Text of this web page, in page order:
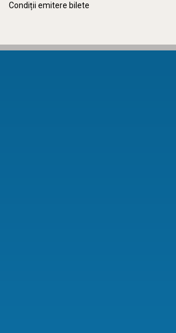
Condiții emitere bilete